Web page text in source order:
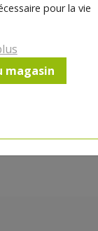
pour la vie
magasin